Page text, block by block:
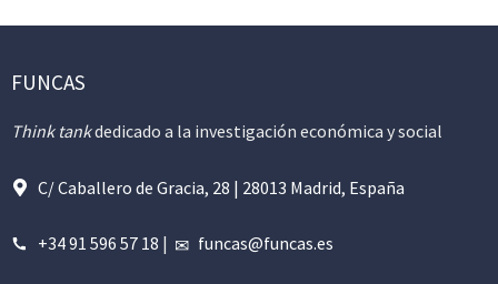
FUNCAS
Think tankdedicado a la investigación económica y social
C/ Caballero de Gracia, 28 | 28013 Madrid, España
+34 91 596 57 18 | funcas@funcas.es